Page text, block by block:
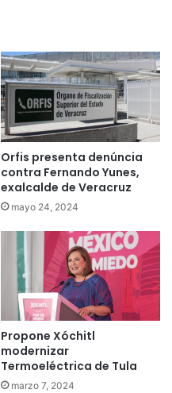
Orfis presenta denúncia
contra Fernando Yunes,
exalcalde de Veracruz
mayo 24, 2024
Propone Xóchitl
modernizar
Termoeléctrica de Tula
marzo 7, 2024